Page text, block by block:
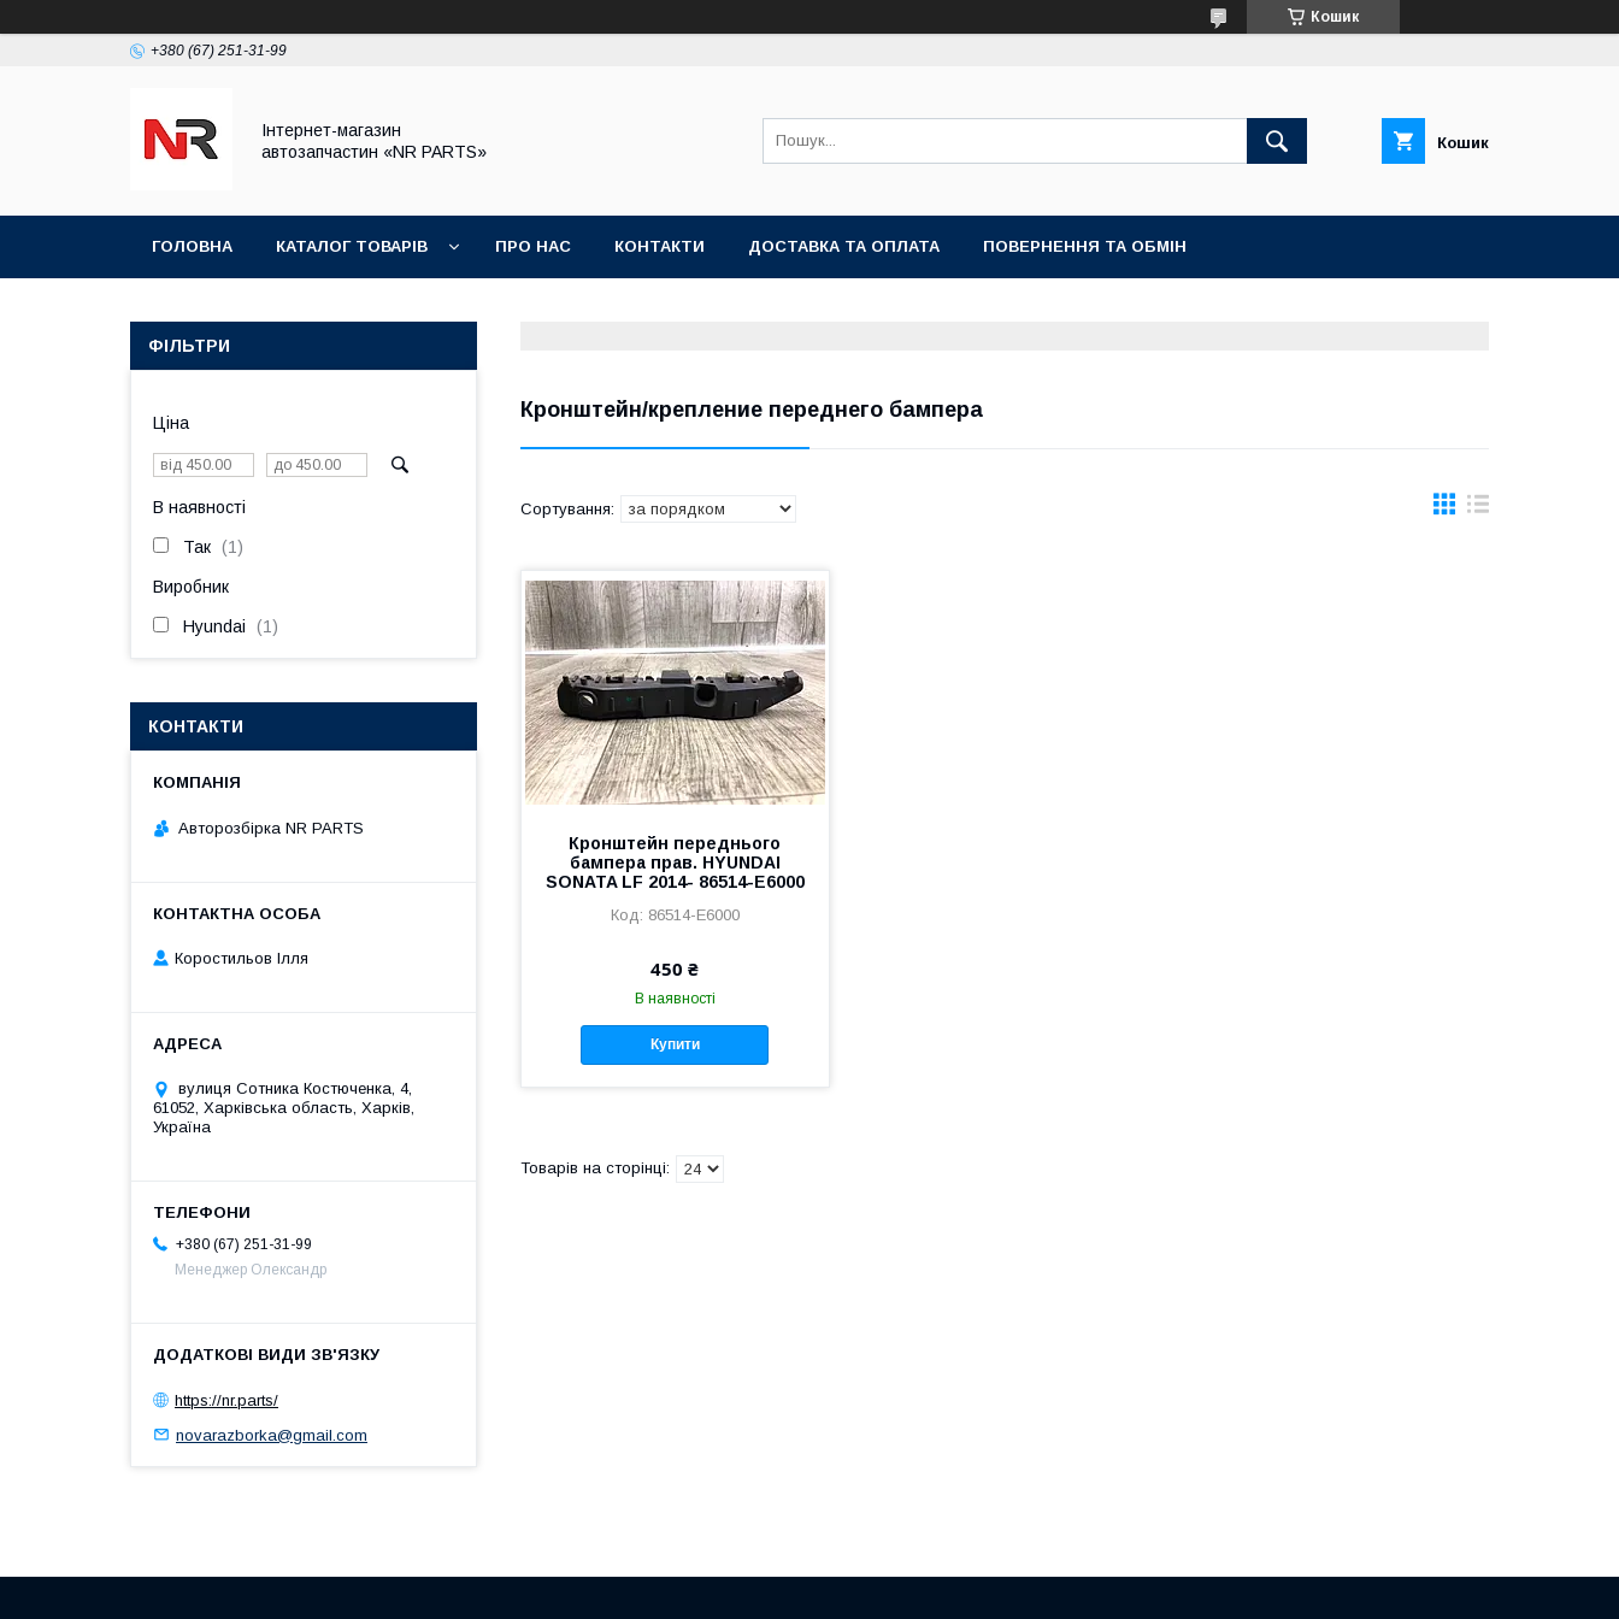
Кошик
+380 (67) 251-31-99
Інтернет-магазин
автозапчастин «NR PARTS»
Кошик
ГОЛОВНА КАТАЛОГ ТОВАРІВ ПРО НАС КОНТАКТИ ДОСТАВКА ТА ОПЛАТА ПОВЕРНЕННЯ ТА ОБМІН
Кронштейн/крепление переднего бампера
Кронштейн переднього
бампера прав. HYUNDAI
SONATA LF 2014- 86514-E6000
86514-E6000
450 ₴
В наявності
Купити
ФІЛЬТРИ
Ціна
В наявності
Так 1
Виробник
Hyundai 1
КОНТАКТИ
Авторозбірка NR PARTS
Коростильов Ілля
вулиця Сотника Костюченка, 4,
61052, Харківська область, Харків,
Україна
+380 (67) 251-31-99
Менеджер Олександр
https://nr.parts/
novarazborka@gmail.com